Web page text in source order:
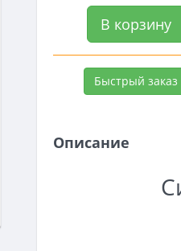
В корзину
Быстрый заказ
Описание